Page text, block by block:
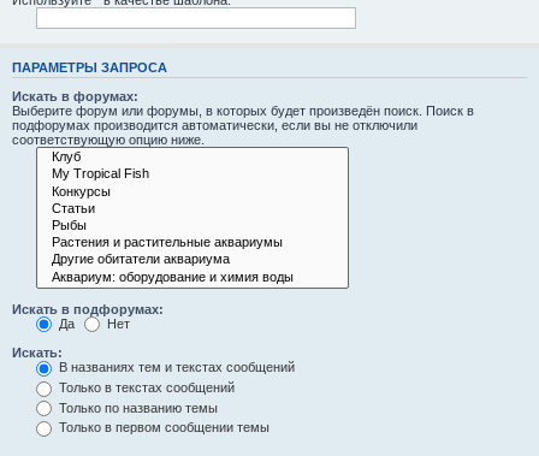
ПАРАМЕТРЫ ЗАПРОСА
Искать в форумах:
Выберите форум или форумы, в которых будет произведён поиск. Поиск в
подфорумах производится автоматически, если вы не отключили
соответствующую опцию ниже.
Искать в подфорумах:
Да
Нет
Искать:
В названиях тем и текстах сообщений
Только в текстах сообщений
Только по названию темы
Только в первом сообщении темы